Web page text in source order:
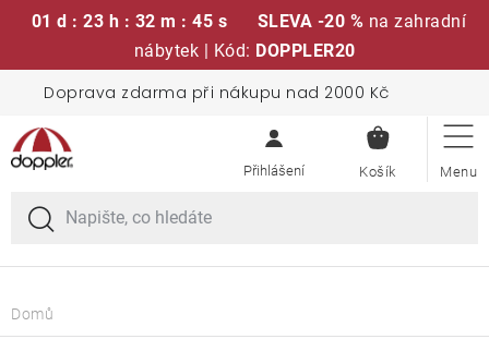
01 d : 23 h : 32 m : 45 s SLEVA -20 % na zahradní
nábytek | Kód: DOPPLER20
obsah
Doprava zdarma při nákupu nad 2000 Kč
KOŠÍK
Sedací soupravy
Slunečníky
Křesla a židle
Domů